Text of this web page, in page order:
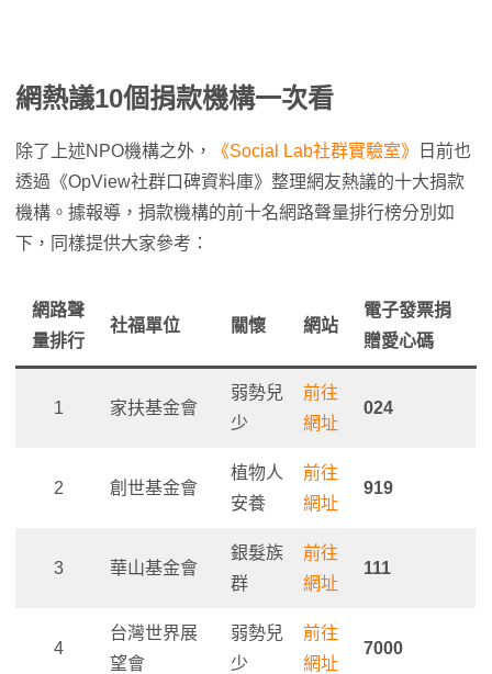
網熱議10個捐款機構一次看
除了上述NPO機構之外， 《Social Lab社群實驗室》
日前也
透過《OpView社群口碑資料庫》整理網友熱議的十大捐款
機構。據報導，捐款機構的前十名網路聲量排行榜分別如
下，同樣提供大家參考：
網路聲
量排行
社福單位 關懷 網站
電子發票捐
贈愛心碼
1 家扶基金會
弱勢兒
少
前往
網址
024
2 創世基金會
植物人
安養
前往
網址
919
3 華山基金會
銀髮族
群
前往
網址
111
4
台灣世界展
望會
弱勢兒
少
前往
網址
7000